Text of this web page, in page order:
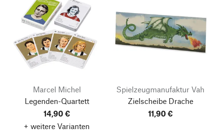
Marcel Michel
Legenden-Quartett
14,90 €
+ weitere Varianten
Spielzeugmanufaktur Vah
Zielscheibe Drache
11,90 €